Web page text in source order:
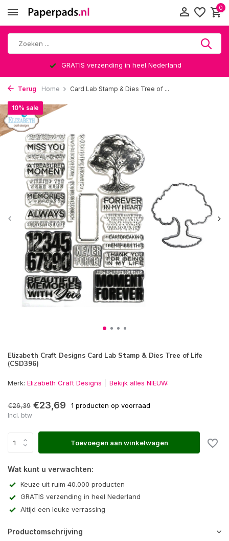
0
GRATIS verzending in heel Nederland
Terug Home Card Lab Stamp & Dies Tree of ...
Elizabeth Craft Designs Card Lab Stamp & Dies Tree of Life
(CSD396)
10% sale
Merk: Elizabeth Craft Designs Bekijk alles NIEUW:
€26,39 €23,69 1 producten op voorraad
Incl. btw
Toevoegen aan winkelwagen
Wat kunt u verwachten:
Keuze uit ruim 40.000 producten
GRATIS verzending in heel Nederland
Altijd een leuke verrassing
Productomschrijving